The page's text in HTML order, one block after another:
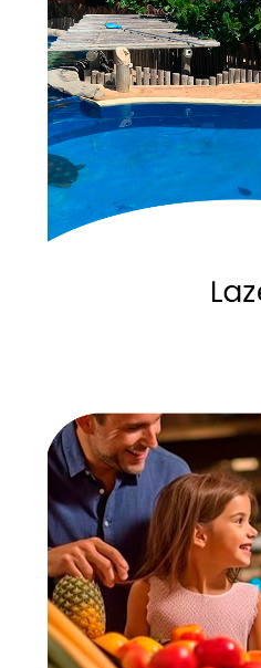
Projeto
O Projeto Tamar foi criado em
conservação
veja
comércio completo com
veja